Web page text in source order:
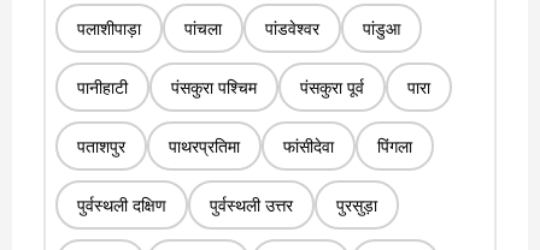
पलाशीपाड़ा पांचला पांडवेश्वर पांडुआ
पानीहाटी पंसकुरा पश्चिम पंसकुरा पूर्व पारा
पताशपुर पाथरप्रतिमा फांसीदेवा पिंगला
पुर्वस्थली दक्षिण पुर्वस्थली उत्तर पुरसुड़ा